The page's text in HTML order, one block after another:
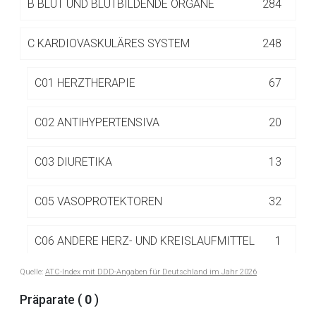
B BLUT UND BLUTBILDENDE ORGANE 284
C KARDIOVASKULÄRES SYSTEM 248
C01 HERZTHERAPIE 67
C02 ANTIHYPERTENSIVA 20
C03 DIURETIKA 13
C05 VASOPROTEKTOREN 32
C06 ANDERE HERZ- UND KREISLAUFMITTEL 1
C07 BETA-ADRENOZEPTORANTAGONISTEN
Quelle: ATC-Index mit DDD-Angaben für Deutschland im Jahr 2026
Präparate ( 0 )
Zurück zur rote-liste.de Zur Seite